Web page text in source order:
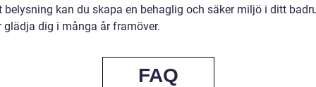
belysning kan du skapa en behaglig och säker miljö i ditt
glädja dig i många år framöver.
FAQ